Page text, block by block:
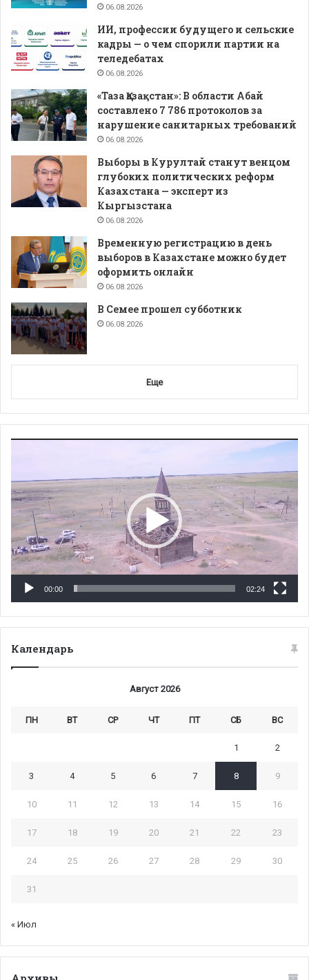
06.08.2026
ИИ, профессии будущего и сельские
кадры — о чем спорили партии на
теледебатах
06.08.2026
«Таза Қазақстан»: В области Абай
составлено 7 786 протоколов за
нарушение санитарных требований
06.08.2026
Выборы в Курултай станут венцом
глубоких политических реформ
Казахстана — эксперт из
Кыргызстана
06.08.2026
Временную регистрацию в день
выборов в Казахстане можно будет
оформить онлайн
06.08.2026
В Семее прошел субботник
06.08.2026
Еще
00:00 02:24
Календарь
Август 2026
ПН ВТ СР ЧТ ПТ СБ ВС
1 2
3 4 5 6 7 8 9
10 11 12 13 14 15 16
17 18 19 20 21 22 23
24 25 26 27 28 29 30
31
« Июл